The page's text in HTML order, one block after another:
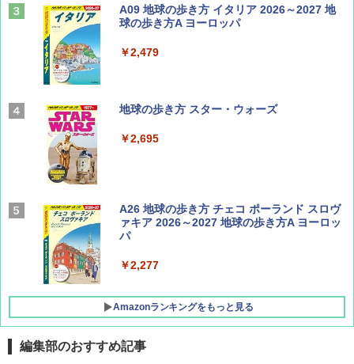
山と溪谷 2026年8月号「南アルプス大全」
Coyote No.89 特集 星野道夫 夢見る旅
￥1,540
AIRLINE（エアライン）2026年9月号【特
集】ボーイング110周年を祝して！
A09 地球の歩き方 イタリア 2026～2027 地
球の歩き方A ヨーロッパ
￥2,479
地球の歩き方 スター・ウォーズ
￥2,695
A26 地球の歩き方 チェコ ポーランド スロヴ
ァキア 2026～2027 地球の歩き方A ヨーロッ
パ
￥2,277
Amazonランキングをもっと見る
編集部のおすすめ記事